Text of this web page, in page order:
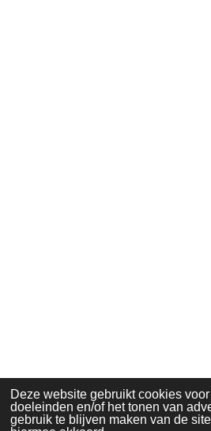
Deze website gebruikt cookies
doeleinden en/of het tonen van
gebruik te blijven maken van de